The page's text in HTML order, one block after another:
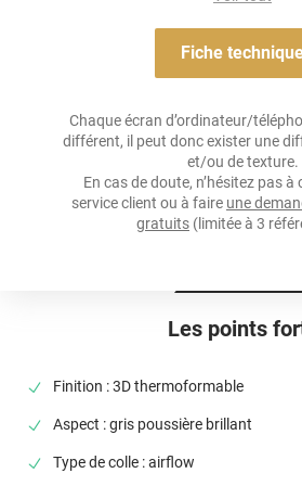
Les points
Finition : 3D thermoformable
Aspect : gris poussière brillant
Type de colle : airflow
pose de covering sur tout type de
courbées ! C'est donc la solution à
mais également sur dupartiel
Référence produit : HX20G06B
Acrylique solvant, sensible à la
Épaisseur
100 µ
Température
A sec
Fiche
Chaque écran d’ordinateur/
différent, il peut donc exister une
et/ou de texture.
En cas de doute, n’hésitez pas
service client ou à faire une
gratuits (limitée à 3